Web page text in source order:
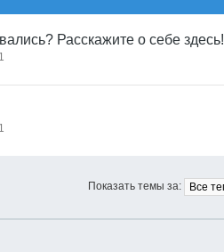
Расскажите о себе здесь!
Показать темы за: